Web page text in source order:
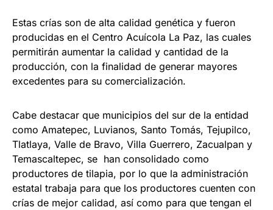
Estas crías son de alta calidad genética y fueron
producidas en el Centro Acuícola La Paz, las cuales
permitirán aumentar la calidad y cantidad de la
producción, con la finalidad de generar mayores
excedentes para su comercialización.
Cabe destacar que municipios del sur de la entidad
como Amatepec, Luvianos, Santo Tomás, Tejupilco,
Tlatlaya, Valle de Bravo, Villa Guerrero, Zacualpan y
Temascaltepec, se han consolidado como
productores de tilapia, por lo que la administración
estatal trabaja para que los productores cuenten con
crías de mejor calidad, así como para que tengan el